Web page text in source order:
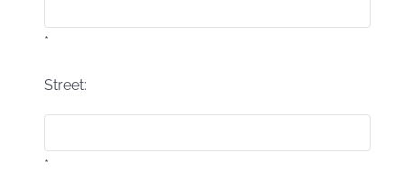
*
Street:
*